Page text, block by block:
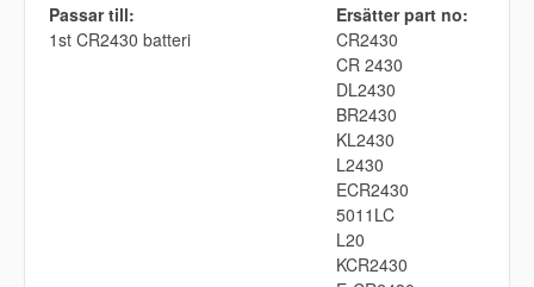
Passar till:
Ersätter part no:
1st CR2430 batteri
CR2430
CR 2430
DL2430
BR2430
KL2430
L2430
ECR2430
5011LC
L20
KCR2430